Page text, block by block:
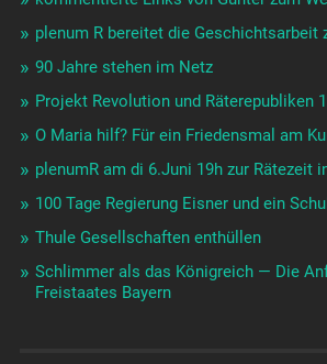
plenum R bereitet die Geschichtsarbeit
90 Jahre stehen im Netz
Projekt Revolution und Räterepubliken
O Maria hilf? Für ein Friedensmal am
plenumR am di 6.Juni 19h zur Rätezeit
100 Tage Regierung Eisner und ein
Thule Gesellschaften enthüllen
Schlimmer als das Königreich — Die
Freistaates Bayern